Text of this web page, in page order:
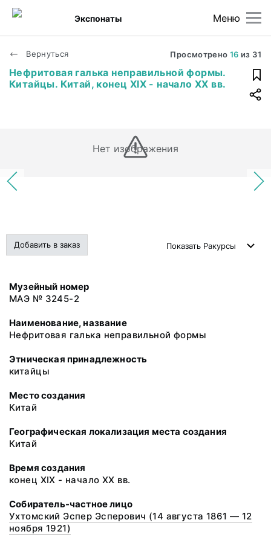
Меню
Экспонаты
Вернуться Просмотрено 16 из 31
Нефритовая галька неправильной формы.
Китайцы. Китай, конец XIX - начало XX вв.
Нет изображения
Добавить в заказ Показать Ракурсы
Музейный номер
МАЭ № 3245-2
Наименование, название
Нефритовая галька неправильной формы
Этническая принадлежность
китайцы
Место создания
Китай
Географическая локализация места создания
Китай
Время создания
конец XIX - начало XX вв.
Собиратель-частное лицо
Ухтомский Эспер Эсперович (14 августа 1861 — 12
ноября 1921)